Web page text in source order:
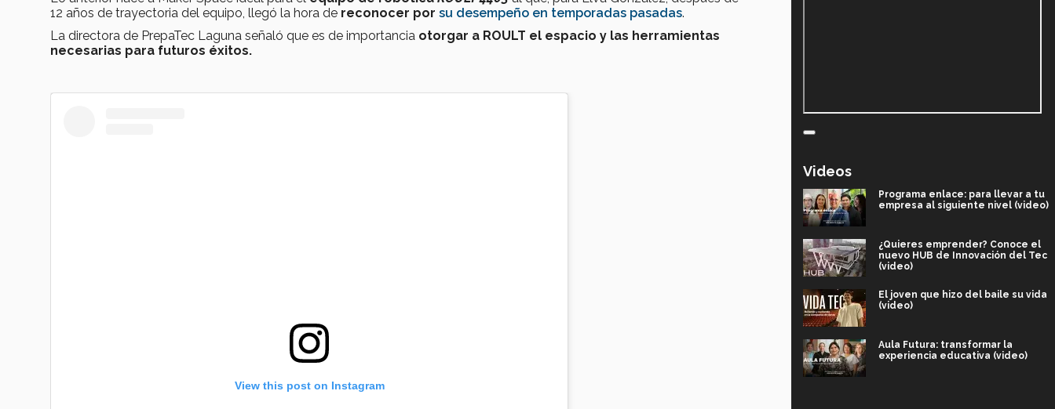
12 años de trayectoria del equipo, llegó la hora de reconocer por su desempeño en temporadas pasadas.
La directora de PrepaTec Laguna señaló que es de importancia otorgar a ROULT el espacio y las herramientas
necesarias para futuros éxitos.
View this post on Instagram
Videos
Programa enlace: para llevar a tu
empresa al siguiente nivel (video)
¿Quieres emprender? Conoce el
nuevo HUB de Innovación del Tec
(video)
El joven que hizo del baile su vida
(video)
Aula Futura: transformar la
experiencia educativa (video)